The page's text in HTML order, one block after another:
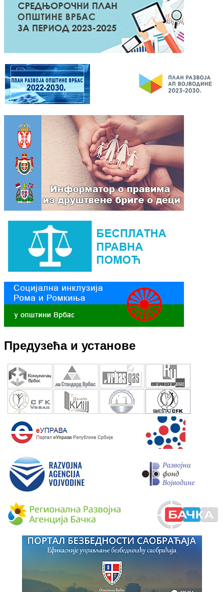
Предузећа и установе